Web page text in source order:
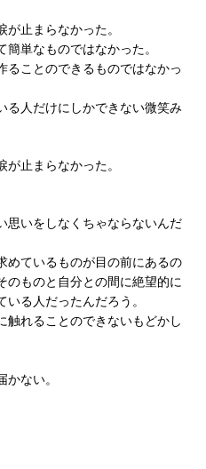
止まらなかった。
単なものではなかった。
ることのできるものではなかっ
る人だけにしかできない微笑み
止まらなかった。
いをしなくちゃならないんだ
めているものが目の前にあるの
のものと自分との間に絶望的に
る人だったんだろう。
触れることのできないもどかし
ない。